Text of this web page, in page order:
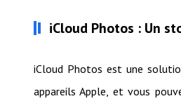
iCloud Photos : Un
iCloud Photos est une
appareils Apple, et vous